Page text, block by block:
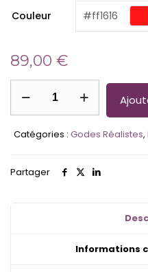
Couleur (required)
#ff1616
89,00 €
–
Marbrés
Catégories : Godes Réalistes,
Partager
Informations